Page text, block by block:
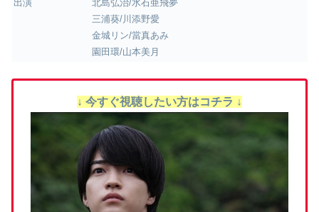
出演
北島弘治/水石亜飛夢
三浦葵/川添野愛
金城リン/當真あみ
園田環/山本美月
↓ 今すぐ視聴したい方はコチラ ↓